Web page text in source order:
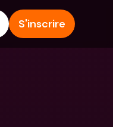
S'inscrire